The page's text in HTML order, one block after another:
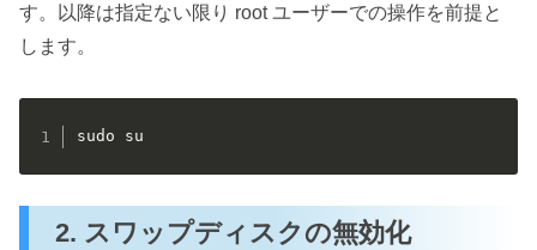
す。以降は指定ない限り root ユーザーでの操作を前提と
します。
sudo su
2. スワップディスクの無効化